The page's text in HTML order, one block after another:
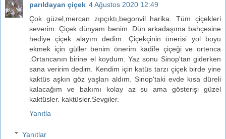
parıldayan çiçek 4 Ağustos 2020 12:49
Çok güzel,mercan zıpçıktı,begonvil harika. Tüm çiçekleri
severim. Çiçek dünyam benim. Dün arkadaşıma bahçesine
hediye çiçek alayım dedim. Çiçekçinin önerisi yol boyu
ekmek için güller benim önerim kadife çiçeği ve ortenca
.Ortancanın birine el koydum. Yaz sonu Sinop'tan giderken
sana veririm dedim. Kendim için katüs tarzı çiçek birde yine
kaktüs aşkın göz yaşları aldım. Sinop'taki evde kısa düreli
kalacağım ve bakımı kolay az su ama gösterişi güzel
kaktüsler. kaktüsler.Sevgiler.
Yanıtla
Yanıtlar